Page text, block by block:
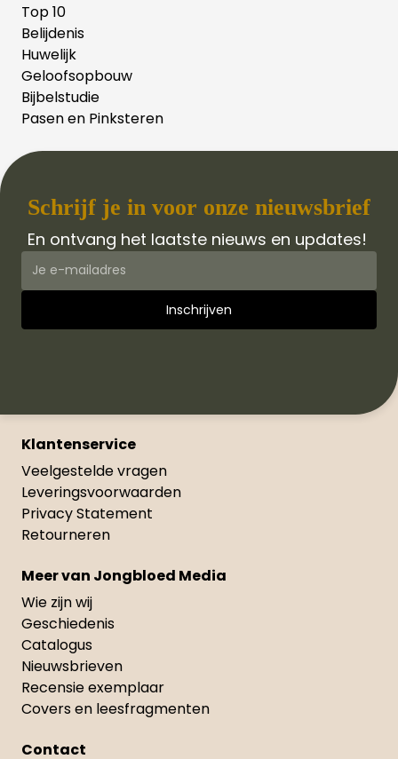
Top 10
Belijdenis
Huwelijk
Geloofsopbouw
Bijbelstudie
Pasen en Pinksteren
Schrijf je in voor onze nieuwsbrief
En ontvang het laatste nieuws en updates!
Klantenservice
Veelgestelde vragen
Leveringsvoorwaarden
Privacy Statement
Retourneren
Meer van Jongbloed Media
Wie zijn wij
Geschiedenis
Catalogus
Nieuwsbrieven
Recensie exemplaar
Covers en leesfragmenten
Contact